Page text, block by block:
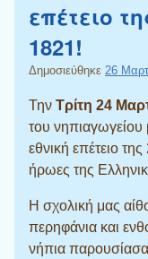
επέτειο
1821!
Δημοσιεύθηκε 26
Την Τρίτη 24
του νηπιαγωγείου
εθνική επέτειο
ήρωες της
Η σχολική μας
περηφάνια και
νήπια